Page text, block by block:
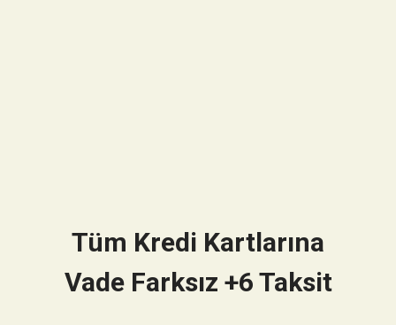
Tüm Kredi Kartlarına
Vade Farksız +6 Taksit